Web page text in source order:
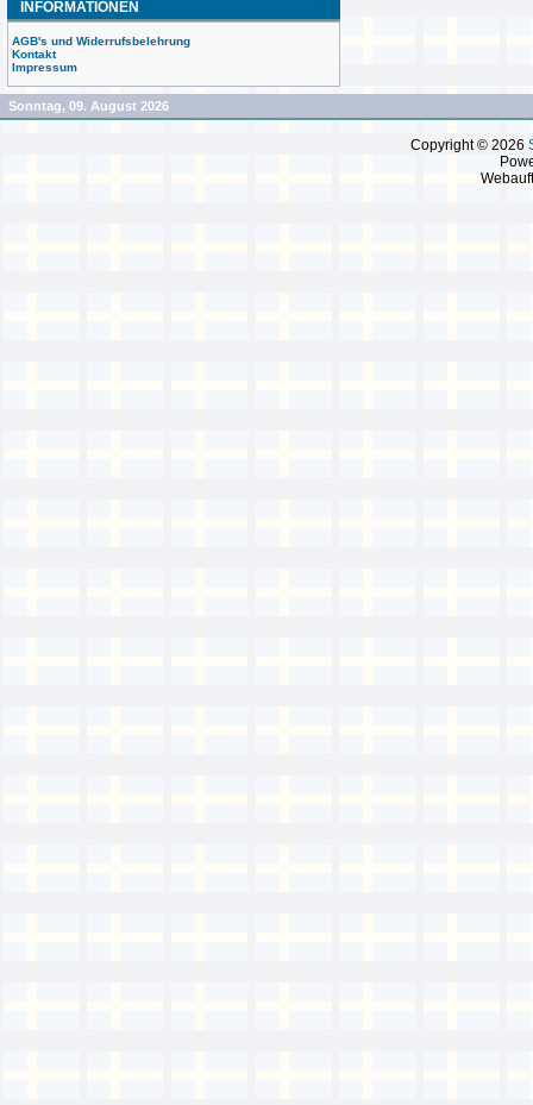
INFORMATIONEN
AGB's und Widerrufsbelehrung
Kontakt
Impressum
Sonntag, 09. August 2026
Copyright © 2026